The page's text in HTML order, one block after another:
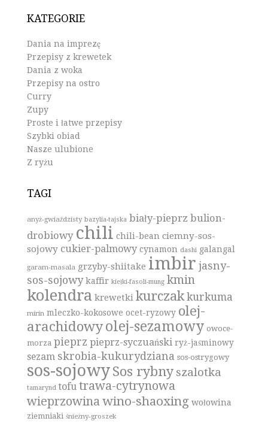
KATEGORIE
Dania na imprezę
Przepisy z krewetek
Dania z woka
Przepisy na ostro
Curry
Zupy
Proste i łatwe przepisy
Szybki obiad
Nasze ulubione
Z ryżu
TAGI
anyż-gwiaździsty bazylia-tajska biały-pieprz bulion-
drobiowy chili chili-bean ciemny-sos-
sojowy cukier-palmowy cynamon dashi galangal
garam-masala grzyby-shiitake imbir jasny-
sos-sojowy kaffir kiełki-fasoli-mung kmin
kolendra krewetki kurczak kurkuma
mirin mleczko-kokosowe ocet-ryzowy olej-
arachidowy olej-sezamowy owoce-
morza pieprz pieprz-syczuański ryż-jaśminowy
sezam skrobia-kukurydziana sos-ostrygowy
sos-sojowy Sos rybny szalotka
tamarynd tofu trawa-cytrynowa
wieprzowinawino-shaoxing wołowina
ziemniaki śnieżny-groszek